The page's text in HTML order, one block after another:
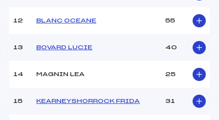
Traceur :
BENAND ()
Ouvreurs C :
Ouvreurs E :
12 BLANC OCEANE 55
13 BOVARD LUCIE 40
14 MAGNIN LEA 25
15 KEARNEYSHORROCK FRIDA 31